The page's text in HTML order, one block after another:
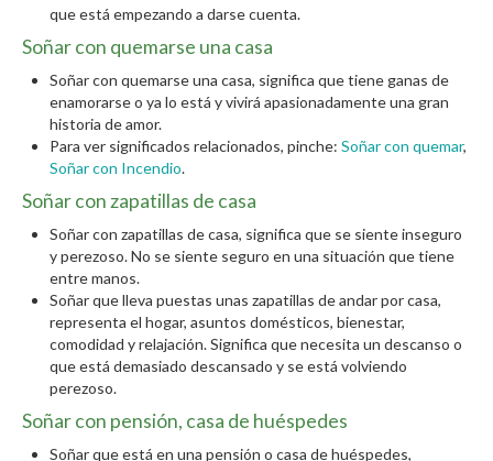
que está empezando a darse cuenta.
Soñar con quemarse una casa
Soñar con quemarse una casa, significa que tiene ganas de
enamorarse o ya lo está y vivirá apasionadamente una gran
historia de amor.
Para ver significados relacionados, pinche: Soñar con quemar,
Soñar con Incendio.
Soñar con zapatillas de casa
Soñar con zapatillas de casa, significa que se siente inseguro
y perezoso. No se siente seguro en una situación que tiene
entre manos.
Soñar que lleva puestas unas zapatillas de andar por casa,
representa el hogar, asuntos domésticos, bienestar,
comodidad y relajación. Significa que necesita un descanso o
que está demasiado descansado y se está volviendo
perezoso.
Soñar con pensión, casa de huéspedes
Soñar que está en una pensión o casa de huéspedes,